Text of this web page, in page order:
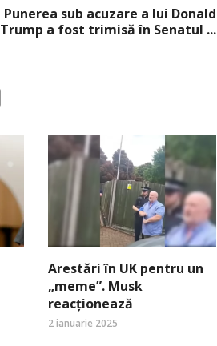
Punerea sub acuzare a lui Donald
Trump a fost trimisă în Senatul ...
Arestări în UK pentru un
„meme”. Musk
reacționează
2 ianuarie 2025